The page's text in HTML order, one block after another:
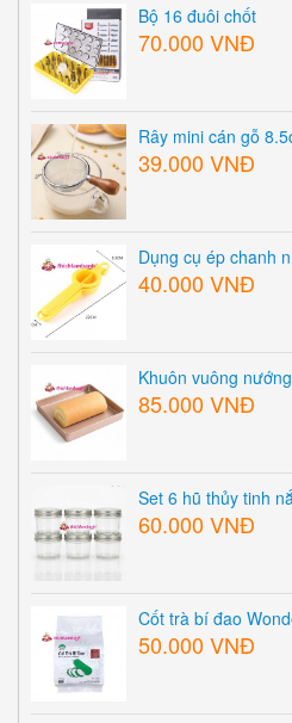
Bộ 16 đuôi chốt
70.000 VNĐ
Rây mini cán gỗ
39.000 VNĐ
Dụng cụ ép chanh
40.000 VNĐ
Khuôn vuông
85.000 VNĐ
Set 6 hũ thủy tinh
60.000 VNĐ
Cốt trà bí đao
50.000 VNĐ